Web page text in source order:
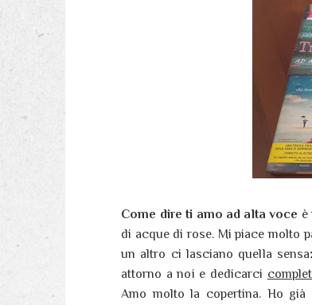
Come dire ti amo ad alta voce è
di acque di rose. Mi piace molto
un altro ci lasciano quella
attorno a noi e dedicarci
Amo molto la copertina. Ho